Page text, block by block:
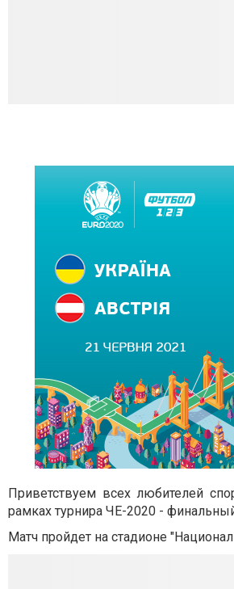
Приветствуем всех любителей
рамках турнира ЧЕ-2020 -
Матч пройдет на стадионе